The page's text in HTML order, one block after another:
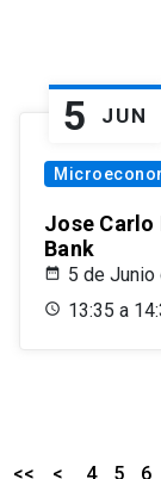
5 JUN
Jose Carlo
Bank
5 de
13:35 a
<< < 4 5 6